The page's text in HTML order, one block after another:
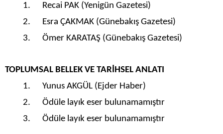
1. Recai PAK (Yenigün Gazetesi)
2. Esra ÇAKMAK (Günebakış Gazetesi)
3. Ömer KARATAŞ (Günebakış Gazetesi)
TOPLUMSAL BELLEK VE TARİHSEL ANLATI
1. Yunus AKGÜL (Ejder Haber)
2. Ödüle layık eser bulunamamıştır
3. Ödüle layık eser bulunamamıştır